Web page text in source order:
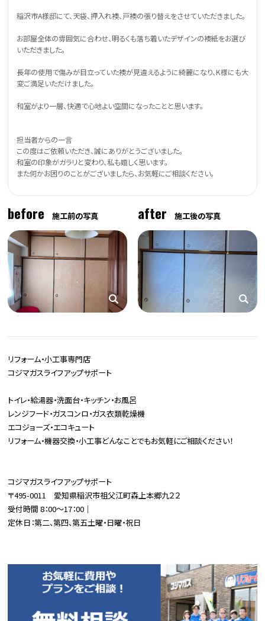
稲沢市A様邸にて、天袋、押入れ襖、戸襖の張り替えをさせていただきました。
お部屋全体の雰囲気に合わせ、明るくも落ち着いたデザインの襖紙をお選び
いただきました。
長年の使用で傷みが目立っていた襖が見違えるように綺麗になり、K様にも大
変ご満足いただけました。
和室がより一層、快適で心地よい空間になったことと思います。
担当者からの一言
この度はご依頼いただき、誠にありがとうございました。
和室の印象がガラリと変わり、私も嬉しく思います。
また何かお困りのことがございましたら、お気軽にご相談ください。
before 施工前の写真 after 施工後の写真
リフォーム・小工事専門店
コジマガスライフアップサポート
トイレ・給湯器・洗面台・キッチン・お風呂
レンジフード・ガスコンロ・ガス衣類乾燥機
エコジョーズ・エコキュート
リフォーム・機器交換・小工事どんなことでもお気軽にご相談ください！
コジマガスライフアップサポート
〒495-0011 愛知県稲沢市祖父江町森上本郷九２２
受付時間 8：00～17：00｜
定休日：第二、第四、第五土曜・日曜・祝日